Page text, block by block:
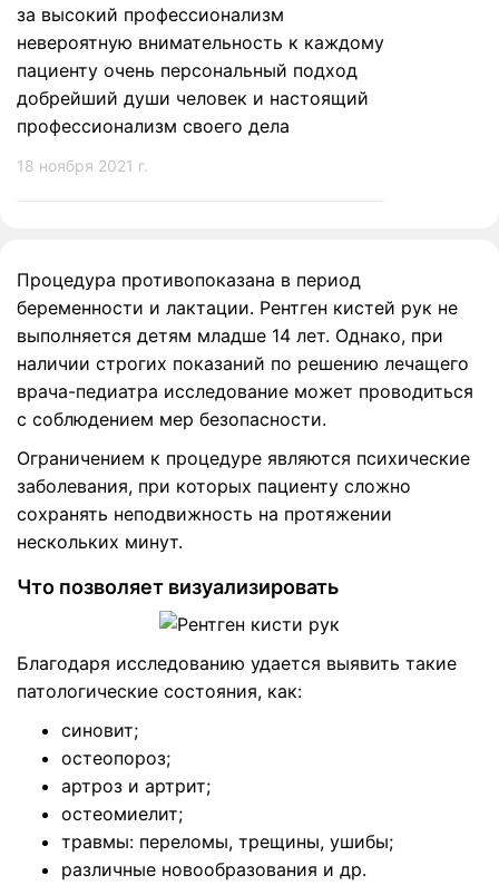
за высокий профессионализм
невероятную внимательность к каждому
пациенту очень персональный подход
добрейший души человек и настоящий
профессионализм своего дела
18 ноября 2021 г.
Процедура противопоказана в период
беременности и лактации. Рентген кистей рук не
выполняется детям младше 14 лет. Однако, при
наличии строгих показаний по решению лечащего
врача-педиатра исследование может проводиться
с соблюдением мер безопасности.
Ограничением к процедуре являются психические
заболевания, при которых пациенту сложно
сохранять неподвижность на протяжении
нескольких минут.
Что позволяет визуализировать
Благодаря исследованию удается выявить такие
патологические состояния, как:
синовит;
остеопороз;
артроз и артрит;
остеомиелит;
травмы: переломы, трещины, ушибы;
различные новообразования и др.